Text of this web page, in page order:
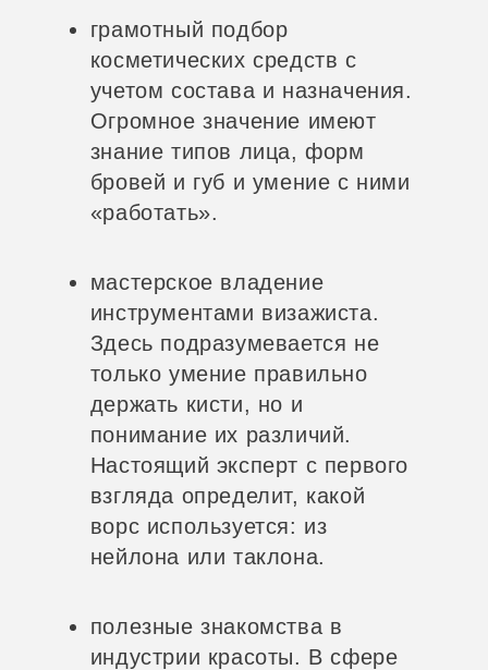
грамотный подбор
косметических средств с
учетом состава и назначения.
Огромное значение имеют
знание типов лица, форм
бровей и губ и умение с ними
«работать».
мастерское владение
инструментами визажиста.
Здесь подразумевается не
только умение правильно
держать кисти, но и
понимание их различий.
Настоящий эксперт с первого
взгляда определит, какой
ворс используется: из
нейлона или таклона.
полезные знакомства в
индустрии красоты. В сфере